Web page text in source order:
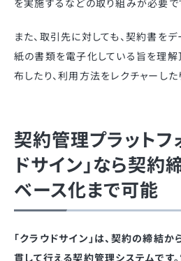
を実施するなどの取り組みが必要で
また、取引先に対しても、契約書を
紙の書類を電子化している旨を理解
布したり、利用方法をレクチャーした
契約管理プラットフ
ドサイン」なら契約
ベース化まで可能
「クラウドサイン」は、契約の締結
貫して行える契約管理システムです。